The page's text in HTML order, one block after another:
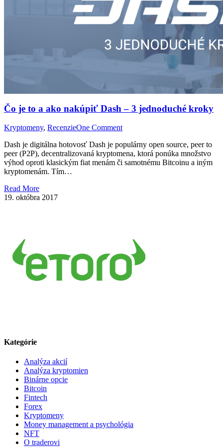
Čo je to a ako nakúpiť Dash – 3 jednoduché kroky
Kryptomeny, RecenzieOne Comment
Dash je digitálna hotovosť Dash je populárny open source, peer to
peer (P2P), decentralizovaná kryptomena, ktorá ponúka množstvo
výhod oproti klasickým fiat menám či samotnému Bitcoinu a iným
kryptomenám. Tím…
Read More
19. októbra 2017
Kategórie
Analýza akcií
Analýza kryptomien
Binárne opcie
Bitcoin
Fintech
Forex
Kryptomeny
Money management a psychológia
NFT
O traderovi